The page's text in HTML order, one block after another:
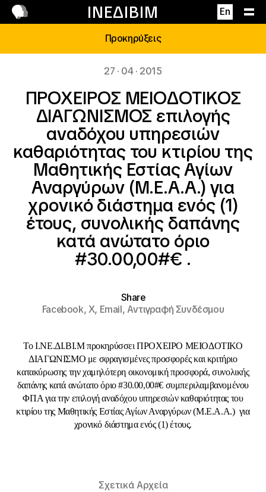
ΙΝΕΔΙΒΙΜ En
Επικοινωνία
Προκηρύξεις
27 · 04 · 2015
ΠΡΟΧΕΙΡΟΣ ΜΕΙΟΔΟΤΙΚΟΣ
ΔΙΑΓΩΝΙΣΜΟΣ επιλογής
αναδόχου υπηρεσιών
καθαριότητας του κτιρίου της
Μαθητικής Εστίας Αγίων
Αναργύρων (Μ.Ε.Α.Α.) για
χρονικό διάστημα ενός (1)
έτους, συνολικής δαπάνης
κατά ανώτατο όριο
#30.00,00#€ .
Share
Facebook,X, Email,Αντιγραφή Συνδέσμου
Το Ι.ΝΕ.ΔΙ.ΒΙ.Μ προκηρύσσει ΠΡΟΧΕΙΡΟ ΜΕΙΟΔΟΤΙΚΟ
ΔΙΑΓΩΝΙΣΜΟ με σφραγισμένες προσφορές και κριτήριο
κατακύρωσης την χαμηλότερη οικονομική προσφορά, συνολικής
δαπάνης κατά ανώτατο όριο #30.00,00#€ συμπεριλαμβανομένου
ΦΠΑ για την επιλογή αναδόχου υπηρεσιών καθαριότητας του
κτιρίου της Μαθητικής Εστίας Αγίων Αναργύρων (Μ.Ε.Α.Α.) για
χρονικό διάστημα ενός (1) έτους.
Σχετικά Αρχεία